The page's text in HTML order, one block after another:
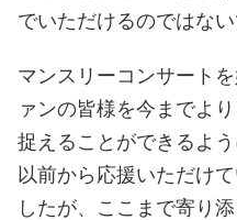
でいただけるのではな
マンスリーコンサート
ァンの皆様を今までよ
捉えることができるよ
以前から応援いただけ
したが、ここまで寄り